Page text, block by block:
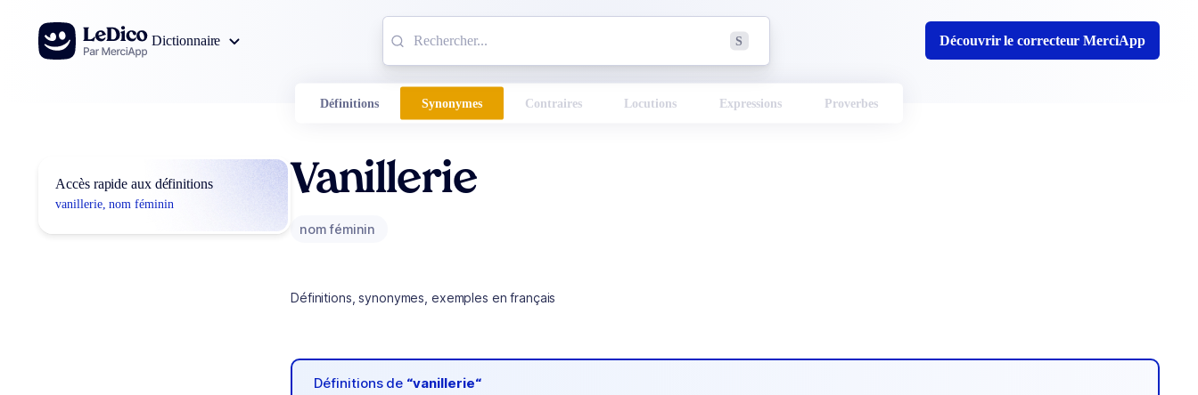
Aller au contenu
Dictionnaire
S Découvrir le correcteur MerciApp
Définitions Synonymes Contraires Locutions Expressions Proverbes
Accès rapide aux définitions
vanillerie, nom féminin
Vanillerie
nom féminin
Définitions, synonymes, exemples en français
Définitions de “vanillerie“